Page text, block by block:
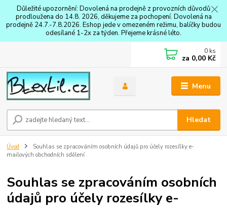
Důležité upozornění: Dovolená na prodejně z provozních důvodů
prodloužena do 14.8. 2026, děkujeme za pochopení. Dovolená na
prodejně 24.7.-7.8.2026. Eshop jede v omezeném režimu, balíčky budou
odesílané 1-2x za týden. Přejeme krásné léto.
Menu
Hledat
0 ks
za 0,00 Kč
Úvod
Souhlas se zpracováním osobních údajů pro účely rozesílky e-
mailových obchodních sdělení
Souhlas se zpracováním osobních
údajů pro účely rozesílky e-